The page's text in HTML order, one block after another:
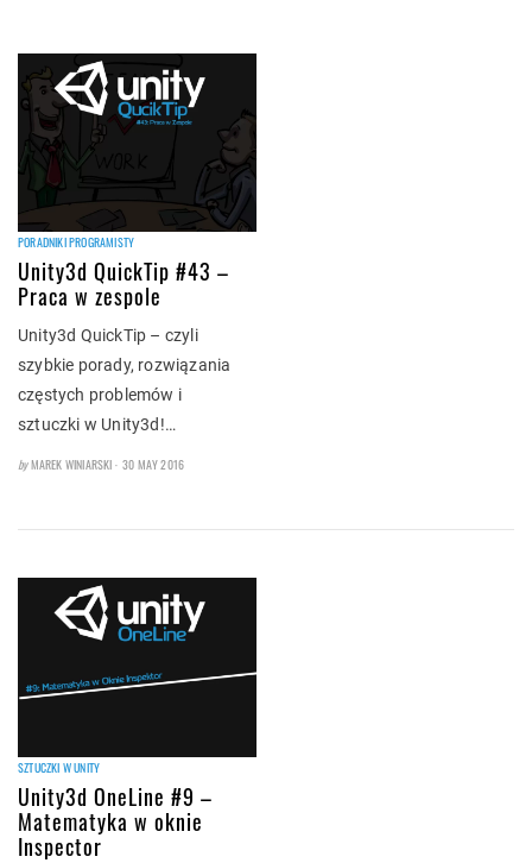
PORADNIKI PROGRAMISTY
Unity3d QuickTip #43 –
Praca w zespole
Unity3d QuickTip – czyli
szybkie porady, rozwiązania
częstych problemów i
sztuczki w Unity3d!…
byMAREK WINIARSKI POSTED
30 MAY 2016
SZTUCZKI W UNITY
Unity3d OneLine #9 –
Matematyka w oknie
Inspector